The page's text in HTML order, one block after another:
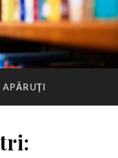
APĂRUŢI